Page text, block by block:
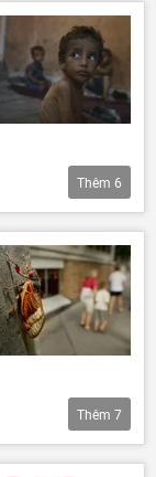
Thêm 6
Thêm 7